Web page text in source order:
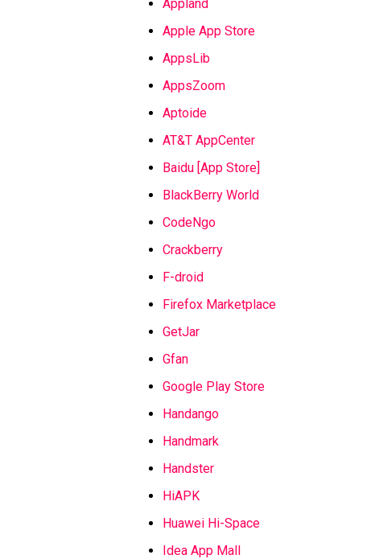
Appland
Apple App Store
AppsLib
AppsZoom
Aptoide
AT&T AppCenter
Baidu [App Store]
BlackBerry World
CodeNgo
Crackberry
F-droid
Firefox Marketplace
GetJar
Gfan
Google Play Store
Handango
Handmark
Handster
HiAPK
Huawei Hi-Space
Idea App Mall